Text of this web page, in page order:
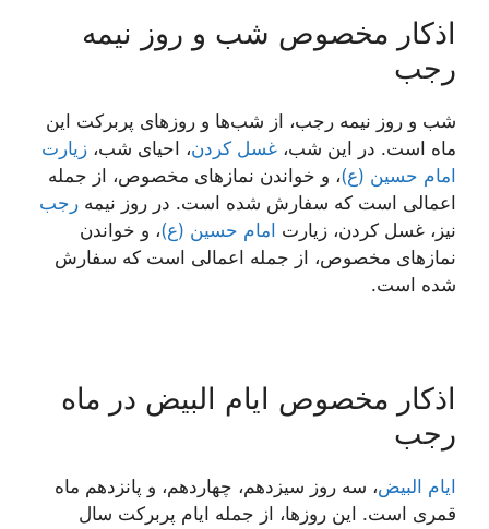
اذکار مخصوص شب و روز نیمه
رجب
شب و روز نیمه رجب، از شب‌ها و روزهای پربرکت این
ماه است. در این شب، غسل کردن، احیای شب، زیارت
امام حسین (ع)، و خواندن نمازهای مخصوص، از جمله
اعمالی است که سفارش شده است. در روز نیمه رجب
نیز، غسل کردن، زیارت امام حسین (ع)، و خواندن
نمازهای مخصوص، از جمله اعمالی است که سفارش
شده است.
اذکار مخصوص ایام البیض در ماه
رجب
ایام البیض، سه روز سیزدهم، چهاردهم، و پانزدهم ماه
قمری است. این روزها، از جمله ایام پربرکت سال